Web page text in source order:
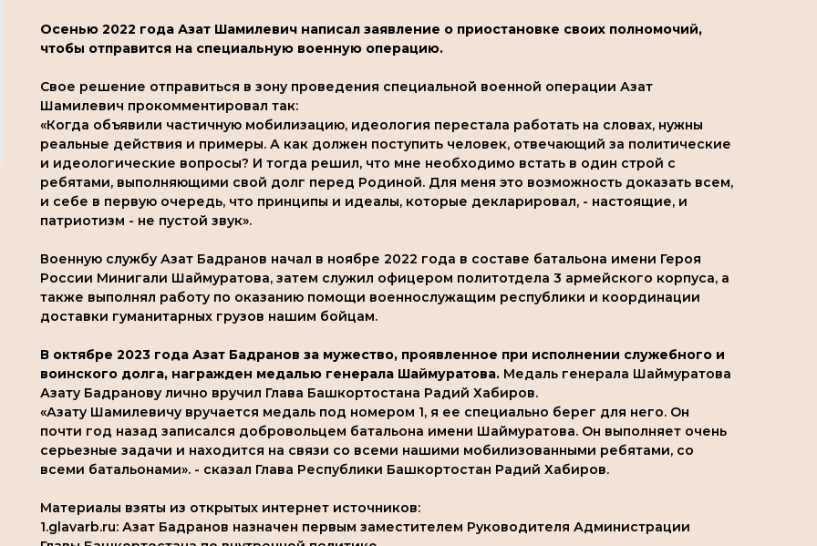
Осенью 2022 года Азат Шамилевич написал заявление о приостановке своих полномочий,
чтобы отправится на специальную военную операцию.
Свое решение отправиться в зону проведения специальной военной операции Азат
Шамилевич прокомментировал так:
«Когда объявили частичную мобилизацию, идеология перестала работать на словах, нужны
реальные действия и примеры. А как должен поступить человек, отвечающий за политические
и идеологические вопросы? И тогда решил, что мне необходимо встать в один строй с
ребятами, выполняющими свой долг перед Родиной. Для меня это возможность доказать всем,
и себе в первую очередь, что принципы и идеалы, которые декларировал, - настоящие, и
патриотизм - не пустой звук».
Военную службу Азат Бадранов начал в ноябре 2022 года в составе батальона имени Героя
России Минигали Шаймуратова, затем служил офицером политотдела 3 армейского корпуса, а
также выполнял работу по оказанию помощи военнослужащим республики и координации
доставки гуманитарных грузов нашим бойцам.
В октябре 2023 года Азат Бадранов за мужество, проявленное при исполнении служебного и
воинского долга, награжден медалью генерала Шаймуратова. Медаль генерала Шаймуратова
Азату Бадранову лично вручил Глава Башкортостана Радий Хабиров.
«Азату Шамилевичу вручается медаль под номером 1, я ее специально берег для него. Он
почти год назад записался добровольцем батальона имени Шаймуратова. Он выполняет очень
серьезные задачи и находится на связи со всеми нашими мобилизованными ребятами, со
всеми батальонами». - сказал Глава Республики Башкортостан Радий Хабиров.
Материалы взяты из открытых интернет источников:
1.glavarb.ru: Азат Бадранов назначен первым заместителем Руководителя Администрации